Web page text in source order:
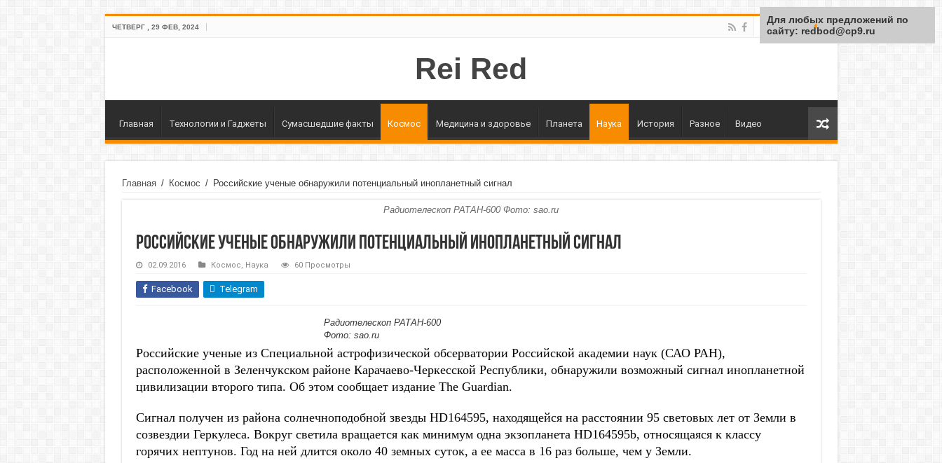
ЧЕТВЕРГ , 29 ФЕВ, 2024
Rei Red
Главная Технологии и Гаджеты Сумасшедшие факты Космос Медицина и здоровье Планета Наука История Разное Видео
Главная / Космос / Российские ученые обнаружили потенциальный инопланетный сигнал
Радиотелескоп РАТАН-600 Фото: sao.ru
Российские ученые обнаружили потенциальный инопланетный сигнал
02.09.2016 Космос, Наука 60 Просмотры
Facebook Telegram
Радиотелескоп РАТАН-600
Фото: sao.ru
Российские ученые из Специальной астрофизической обсерватории Российской академии наук (САО РАН),
расположенной в Зеленчукском районе Карачаево-Черкесской Республики, обнаружили возможный сигнал инопланетной
цивилизации второго типа. Об этом сообщает издание The Guardian.
Сигнал получен из района солнечноподобной звезды HD164595, находящейся на расстоянии 95 световых лет от Земли в
созвездии Геркулеса. Вокруг светила вращается как минимум одна экзопланета HD164595b, относящаяся к классу
горячих нептунов. Год на ней длится около 40 земных суток, а ее масса в 16 раз больше, чем у Земли.
Для любых предложений по
сайту: redbod@cp9.ru